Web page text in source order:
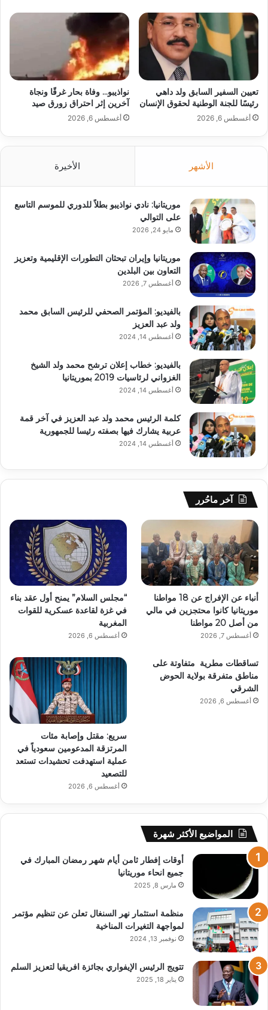
تعيين السفير السابق ولد داهي
رئيسًا للجنة الوطنية لحقوق الإنسان
أغسطس 6, 2026
نواذيبو… وفاة بحار غرقًا ونجاة
آخرين إثر احتراق زورق صيد
أغسطس 6, 2026
الأشهر الأخيرة
موريتانيا: نادي نواذيبو بطلاً للدوري للموسم التاسع
على التوالي
مايو 24, 2026
موريتانيا وإيران تبحثان التطورات الإقليمية وتعزيز
التعاون بين البلدين
أغسطس 7, 2026
بالفيديو: المؤتمر الصحفي للرئيس السابق محمد
ولد عبد العزيز
أغسطس 14, 2024
بالفيديو: خطاب إعلان ترشح محمد ولد الشيخ
الغزواني لرئاسيات 2019 بموريتانيا
أغسطس 14, 2024
كلمة الرئيس محمد ولد عبد العزيز في آخر قمة
عربية يشارك فيها بصفته رئيسا للجمهورية
أغسطس 14, 2024
آخر ماحُرر
أنباء عن الإفراج عن 18 مواطنا
موريتانيا كانوا محتجزين في مالي
من أصل 20 مواطنا
أغسطس 7, 2026
“مجلس السلام” يمنح أول عقد بناء
في غزة لقاعدة عسكرية للقوات
المغربية
أغسطس 6, 2026
تساقطات مطرية متفاوتة على
مناطق متفرقة بولاية الحوض
الشرقي
أغسطس 6, 2026
سريع: مقتل وإصابة مئات
المرتزقة المدعومين سعودياً في
عملية استهدفت تحشيدات تستعد
للتصعيد
أغسطس 6, 2026
المواضيع الأكثر شهرة
أوقات إفطار ثامن أيام شهر رمضان المبارك في
جميع انحاء موريتانيا
مارس 8, 2025
منظمة استثمار نهر السنغال تعلن عن تنظيم مؤتمر
لمواجهة التغيرات المناخية
نوفمبر 13, 2024
تتويج الرئيس الإيفواري بجائزة افريقيا لتعزيز السلم
يناير 18, 2025